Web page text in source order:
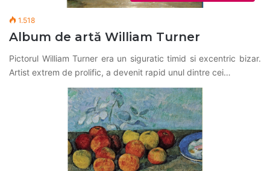
1.518
Album de artă William Turner
Pictorul William Turner era un siguratic timid si excentric bizar.
Artist extrem de prolific, a devenit rapid unul dintre cei…